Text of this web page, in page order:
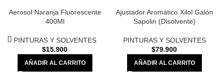
Aerosol Naranja Fluorescente
400Ml
PINTURAS Y SOLVENTES
$15.900
AÑADIR AL CARRITO
Ajustador Aromático Xilol Galón
Sapolin (Disolvente)
PINTURAS Y SOLVENTES
$79.900
AÑADIR AL CARRITO